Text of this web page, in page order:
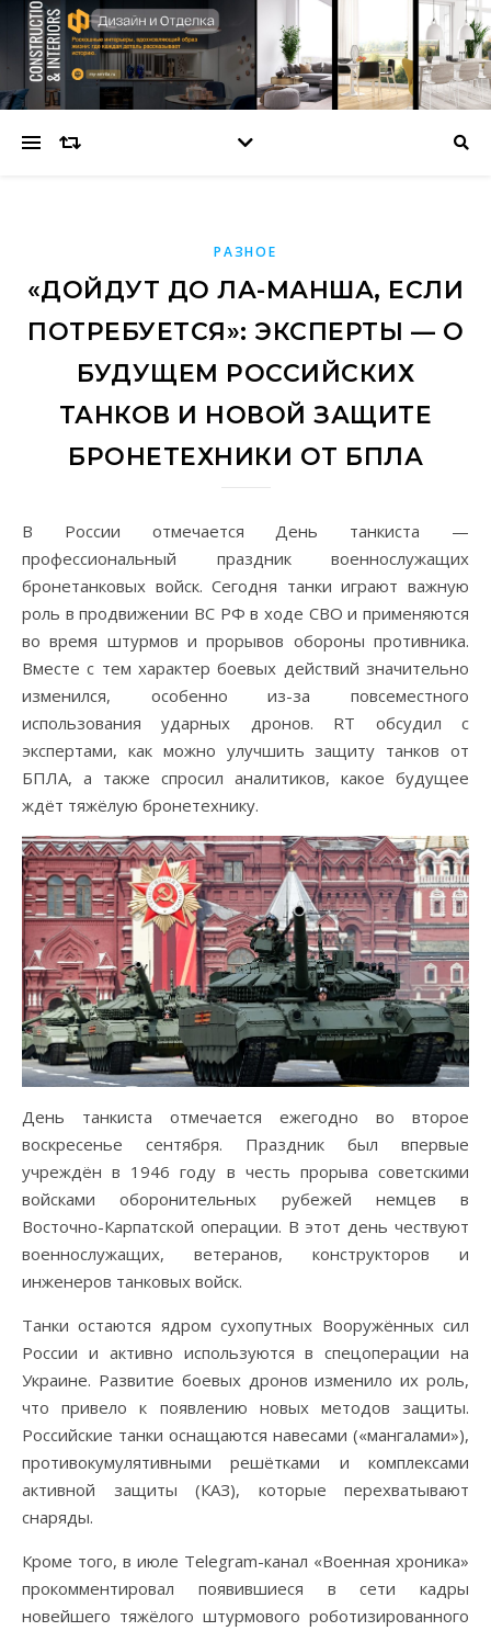
РАЗНОЕ
«ДОЙДУТ ДО ЛА-МАНША, ЕСЛИ
ПОТРЕБУЕТСЯ»: ЭКСПЕРТЫ — О
БУДУЩЕМ РОССИЙСКИХ
ТАНКОВ И НОВОЙ ЗАЩИТЕ
БРОНЕТЕХНИКИ ОТ БПЛА
В России отмечается День танкиста —
профессиональный праздник военнослужащих
бронетанковых войск. Сегодня танки играют важную
роль в продвижении ВС РФ в ходе СВО и применяются
во время штурмов и прорывов обороны противника.
Вместе с тем характер боевых действий значительно
изменился, особенно из-за повсеместного
использования ударных дронов. RT обсудил с
экспертами, как можно улучшить защиту танков от
БПЛА, а также спросил аналитиков, какое будущее
ждёт тяжёлую бронетехнику.
День танкиста отмечается ежегодно во второе
воскресенье сентября. Праздник был впервые
учреждён в 1946 году в честь прорыва советскими
войсками оборонительных рубежей немцев в
Восточно-Карпатской операции. В этот день чествуют
военнослужащих, ветеранов, конструкторов и
инженеров танковых войск.
Танки остаются ядром сухопутных Вооружённых сил
России и активно используются в спецоперации на
Украине. Развитие боевых дронов изменило их роль,
что привело к появлению новых методов защиты.
Российские танки оснащаются навесами («мангалами»),
противокумулятивными решётками и комплексами
активной защиты (КАЗ), которые перехватывают
снаряды.
Кроме того, в июле Telegram-канал «Военная хроника»
прокомментировал появившиеся в сети кадры
новейшего тяжёлого штурмового роботизированного